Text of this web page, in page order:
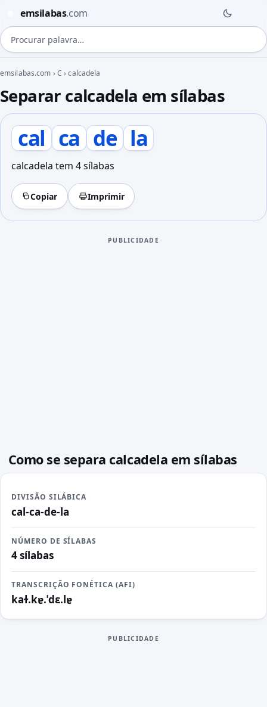
emsilabas.com
Procurar palavra
emsilabas.com › C ›calcadela
Separar calcadela em sílabas
cal ca de la
calcadela tem 4 sílabas
Copiar Imprimir
PUBLICIDADE
Como se separa calcadela em sílabas
DIVISÃO SILÁBICA
cal-ca-de-la
NÚMERO DE SÍLABAS
4 sílabas
TRANSCRIÇÃO FONÉTICA (AFI)
kaɫ.kɐ.ˈdɛ.lɐ
PUBLICIDADE